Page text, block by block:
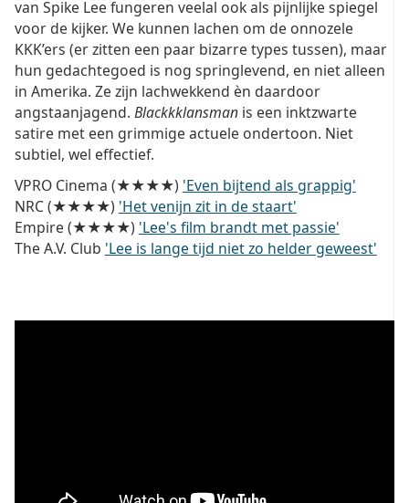
van Spike Lee fungeren veelal ook als pijnlijke spiegel
voor de kijker. We kunnen lachen om de onnozele
KKK’ers (er zitten een paar bizarre types tussen), maar
hun gedachtegoed is nog springlevend, en niet alleen
in Amerika. Ze zijn lachwekkend èn daardoor
angstaanjagend. Blackkklansman is een inktzwarte
satire met een grimmige actuele ondertoon. Niet
subtiel, wel effectief.
VPRO Cinema (★★★★) 'Even bijtend als grappig'
NRC (★★★★) 'Het venijn zit in de staart'
Empire (★★★★) 'Lee's film brandt met passie'
The A.V. Club 'Lee is lange tijd niet zo helder geweest'